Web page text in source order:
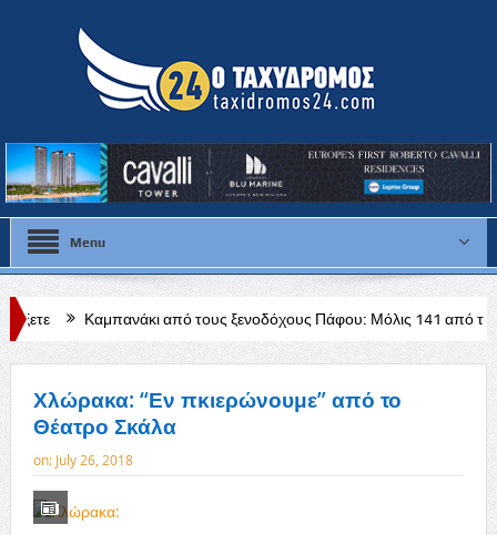
Menu
από τους ξενοδόχους Πάφου: Μόλις 141 από τα 728 ξενοδοχεία
Χλώρακα: “Εν πκιερώνουμε” από το
Θέατρο Σκάλα
on: July 26, 2018